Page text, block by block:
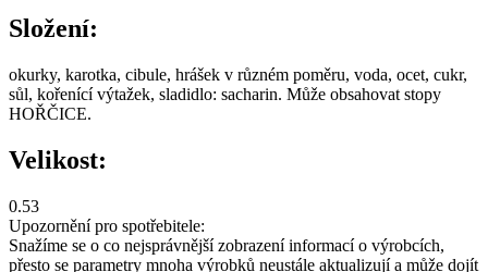
Složení:
okurky, karotka, cibule, hrášek v různém poměru, voda, ocet, cukr,
sůl, kořenící výtažek, sladidlo: sacharin. Může obsahovat stopy
HOŘČICE.
Velikost:
0.53
Upozornění pro spotřebitele:
Snažíme se o co nejsprávnější zobrazení informací o výrobcích,
přesto se parametry mnoha výrobků neustále aktualizují a může dojít